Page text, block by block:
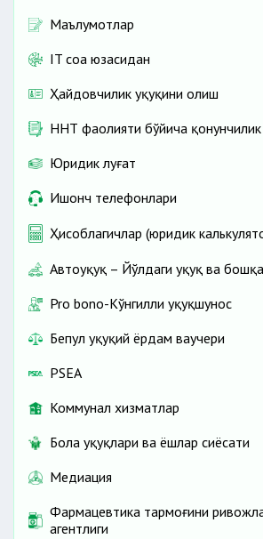
Маълумотлар
IT соҳа юзасидан
Ҳайдовчилик ҳуқуқини олиш
ННТ фаолияти бўйича
Юридик луғат
Ишонч телефонлари
Ҳисоблагичлар (юридик
Автоҳуқуқ – Йўлдаги ҳуқуқ ва
Pro bono-Кўнгилли ҳуқуқшунос
Бепул ҳуқуқий ёрдам ваучери
PSEA
Коммунал хизматлар
Бола ҳуқуқлари ва ёшлар сиёсати
Медиация
Фармацевтика тармоғини
агентлиги